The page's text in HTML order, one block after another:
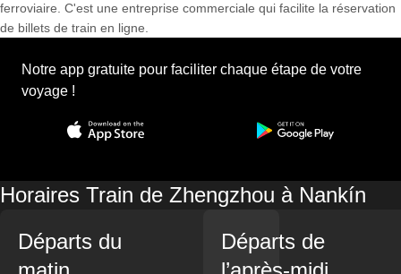
ferroviaire. C'est une entreprise commerciale qui facilite la réservation
de billets de train en ligne.
Notre app gratuite pour faciliter chaque étape de votre
voyage !
Horaires Train de Zhengzhou à Nankín
Départs du
Départs de